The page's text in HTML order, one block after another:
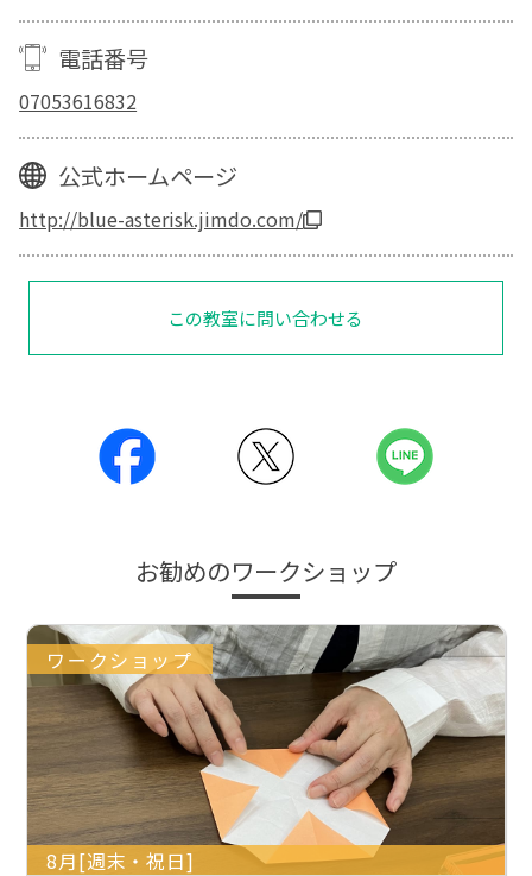
電話番号
07053616832
公式ホームページ
http://blue-asterisk.jimdo.com/
この教室に問い合わせる
お勧めのワークショップ
ワークショップ
8月[週末・祝日]